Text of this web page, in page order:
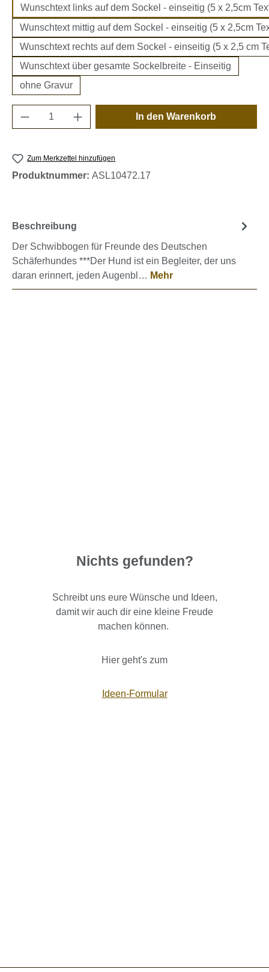
Wunschtext links auf dem Sockel - einseitig (5 x 2,5cm
Wunschtext mittig auf dem Sockel - einseitig (5 x 2,5cm
Wunschtext rechts auf dem Sockel - einseitig (5 x 2,5 cm
Wunschtext über gesamte Sockelbreite - Einseitig
ohne Gravur
Produkt Anzahl: Gib den gewünschten
In den Warenkorb
Zum Merkzettel hinzufügen
Produktnummer: ASL10472.17
Beschreibung
Der Schwibbogen für Freunde des Deutschen
Schäferhundes ***Der Hund ist ein Begleiter, der uns
daran erinnert, jeden Augenbl… Mehr
Nichts gefunden?
Schreibt uns eure Wünsche und Ideen,
damit wir auch dir eine kleine Freude
machen können.
Hier geht's zum
Ideen-Formular